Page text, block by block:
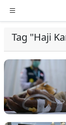
Tag "Haji